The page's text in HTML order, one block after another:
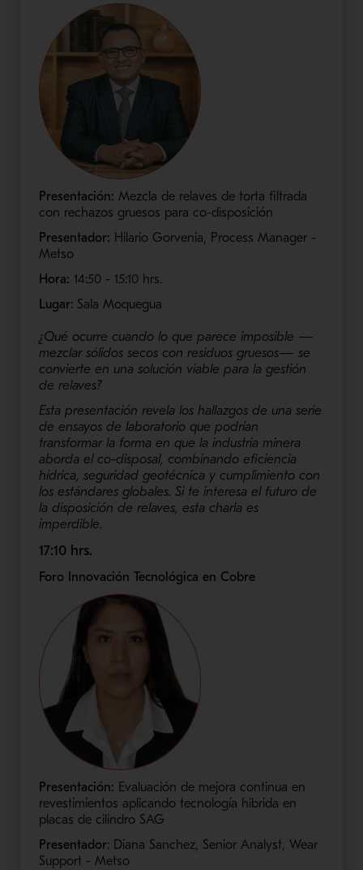
Presentación: Mezcla de relaves de torta filtrada
con rechazos gruesos para co-disposición
Presentador: Hilario Gorvenia, Process Manager -
Metso
Hora: 14:50 - 15:10 hrs.
Lugar: Sala Moquegua
¿Qué ocurre cuando lo que parece imposible —
mezclar sólidos secos con residuos gruesos— se
convierte en una solución viable para la gestión
de relaves?
Esta presentación revela los hallazgos de una serie
de ensayos de laboratorio que podrían
transformar la forma en que la industria minera
aborda el co-disposal, combinando eficiencia
hídrica, seguridad geotécnica y cumplimiento con
los estándares globales. Si te interesa el futuro de
la disposición de relaves, esta charla es
imperdible.
17:10 hrs.
Foro Innovación Tecnológica en Cobre
Presentación: Evaluación de mejora continua en
revestimientos aplicando tecnología hibrida en
placas de cilindro SAG
Presentador: Diana Sanchez, Senior Analyst, Wear
Support - Metso